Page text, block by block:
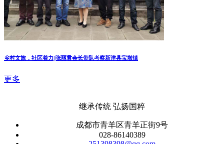
乡村文旅，社区着力||张丽君会长带队考察新津县宝墩镇
更多
继承传统 弘扬国粹
成都市青羊区青羊正街9号
028-86140389